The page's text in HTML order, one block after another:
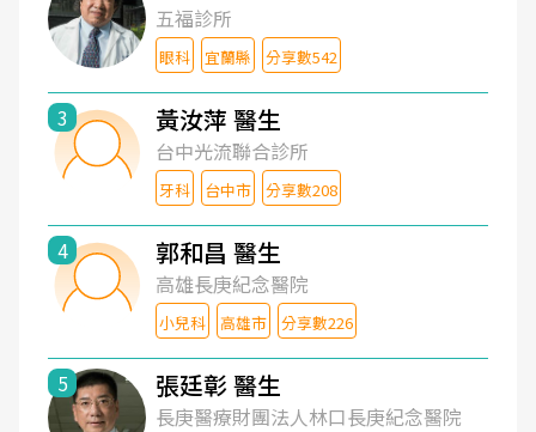
五福診所
眼科 宜蘭縣 分享數542
3 黃汝萍 醫生
台中光流聯合診所
牙科 台中市 分享數208
4 郭和昌 醫生
高雄長庚紀念醫院
小兒科 高雄市 分享數226
5 張廷彰 醫生
長庚醫療財團法人林口長庚紀念醫院